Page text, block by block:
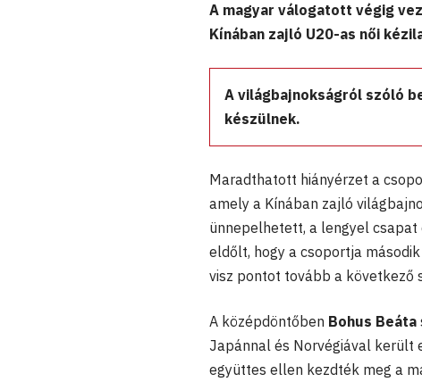
A magyar válogatott végig
Kínában zajló U20-as női
A világbajnokságról szóló
készülnek.
Maradthatott hiányérzet a
amely a Kínában zajló
ünnepelhetett, a lengyel
eldőlt, hogy a csoportja
visz pontot tovább a következő
A középdöntőben Bohus Beáta
Japánnal és Norvégiával került
együttes ellen kezdték meg a